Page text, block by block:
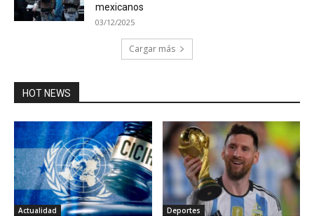
mexicanos
03/12/2025
Cargar más
HOT NEWS
Actualidad Deportes